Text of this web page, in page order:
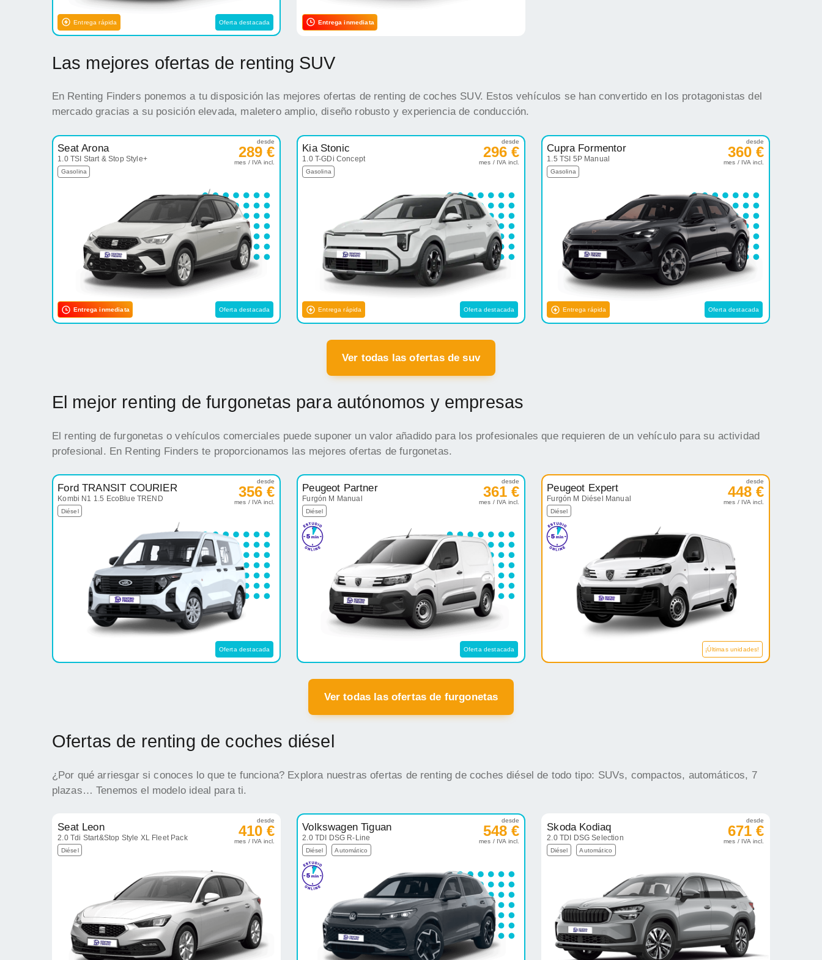
Entrega rápida Oferta destacada Entrega inmediata
Las mejores ofertas de renting SUV
En Renting Finders ponemos a tu disposición las mejores ofertas de renting de coches SUV. Estos vehículos se han convertido en los protagonistas del
mercado gracias a su posición elevada, maletero amplio, diseño robusto y experiencia de conducción.
Seat Arona
1.0 TSI Start & Stop Style+
Gasolina
desde
289 €
mes / IVA incl.
Entrega inmediata Oferta destacada
Kia Stonic
1.0 T-GDi Concept
Gasolina
desde
296 €
mes / IVA incl.
Entrega rápida Oferta destacada
Cupra Formentor
1.5 TSI 5P Manual
Gasolina
desde
360 €
mes / IVA incl.
Entrega rápida Oferta destacada
Ver todas las ofertas de suv
El mejor renting de furgonetas para autónomos y empresas
El renting de furgonetas o vehículos comerciales puede suponer un valor añadido para los profesionales que requieren de un vehículo para su actividad
profesional. En Renting Finders te proporcionamos las mejores ofertas de furgonetas.
Ford TRANSIT COURIER
Kombi N1 1.5 EcoBlue TREND
Diésel
desde
356 €
mes / IVA incl.
Oferta destacada
Peugeot Partner
Furgón M Manual
Diésel
desde
361 €
mes / IVA incl.
Oferta destacada
Peugeot Expert
Furgón M Diésel Manual
Diésel
desde
448 €
mes / IVA incl.
¡Últimas unidades!
Ver todas las ofertas de furgonetas
Ofertas de renting de coches diésel
¿Por qué arriesgar si conoces lo que te funciona? Explora nuestras ofertas de renting de coches diésel de todo tipo: SUVs, compactos, automáticos, 7
plazas… Tenemos el modelo ideal para ti.
Seat Leon
2.0 Tdi Start&Stop Style XL Fleet Pack
Diésel
desde
410 €
mes / IVA incl.
Volkswagen Tiguan
2.0 TDI DSG R-Line
Diésel Automático
desde
548 €
mes / IVA incl.
Skoda Kodiaq
2.0 TDI DSG Selection
Diésel Automático
desde
671 €
mes / IVA incl.